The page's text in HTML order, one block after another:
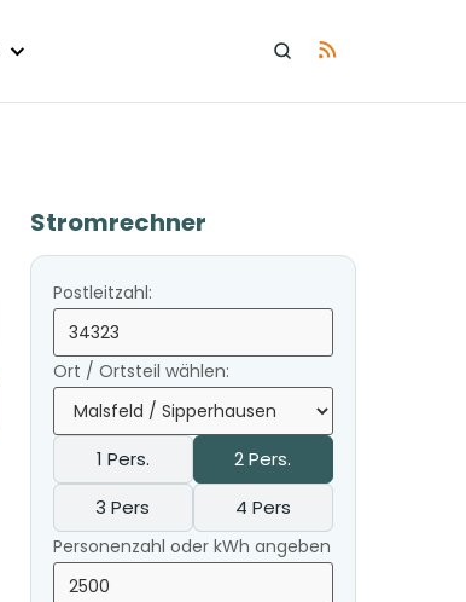
Stromrechner
Postleitzahl:
Ort / Ortsteil wählen:
1 Pers.
2 Pers.
3 Pers
4 Pers
Personenzahl oder kWh angeben